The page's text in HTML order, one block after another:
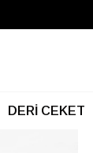
DERİ CEKET